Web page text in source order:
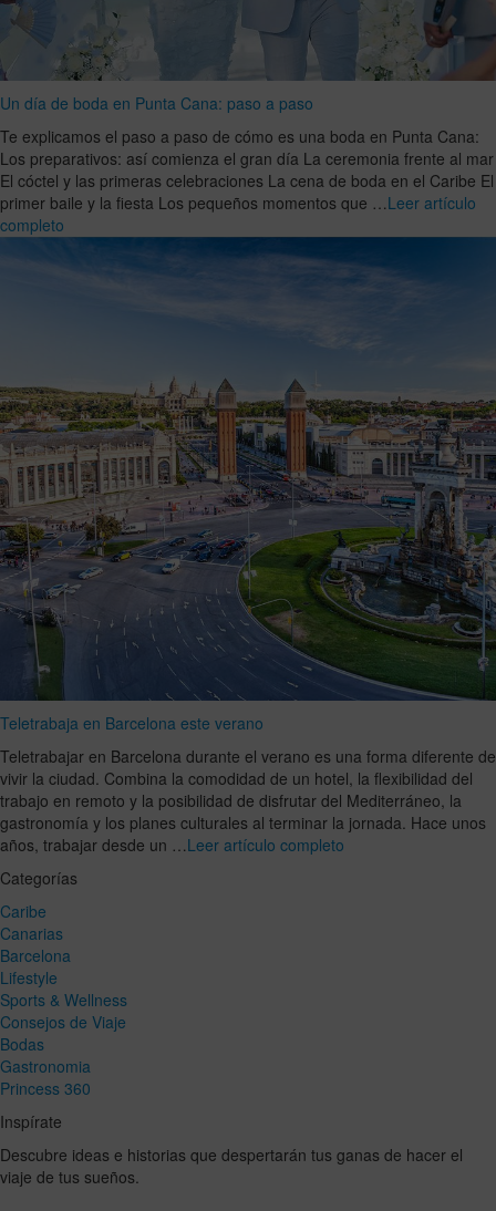
Un día de boda en Punta Cana: paso a paso
Te explicamos el paso a paso de cómo es una boda en Punta Cana:
Los preparativos: así comienza el gran día La ceremonia frente al mar
El cóctel y las primeras celebraciones La cena de boda en el Caribe El
primer baile y la fiesta Los pequeños momentos que …Leer artículo
completo
Teletrabaja en Barcelona este verano
Teletrabajar en Barcelona durante el verano es una forma diferente de
vivir la ciudad. Combina la comodidad de un hotel, la flexibilidad del
trabajo en remoto y la posibilidad de disfrutar del Mediterráneo, la
gastronomía y los planes culturales al terminar la jornada. Hace unos
años, trabajar desde un …Leer artículo completo
Categorías
Caribe
Canarias
Barcelona
Lifestyle
Sports & Wellness
Consejos de Viaje
Bodas
Gastronomia
Princess 360
Inspírate
Descubre ideas e historias que despertarán tus ganas de hacer el
viaje de tus sueños.